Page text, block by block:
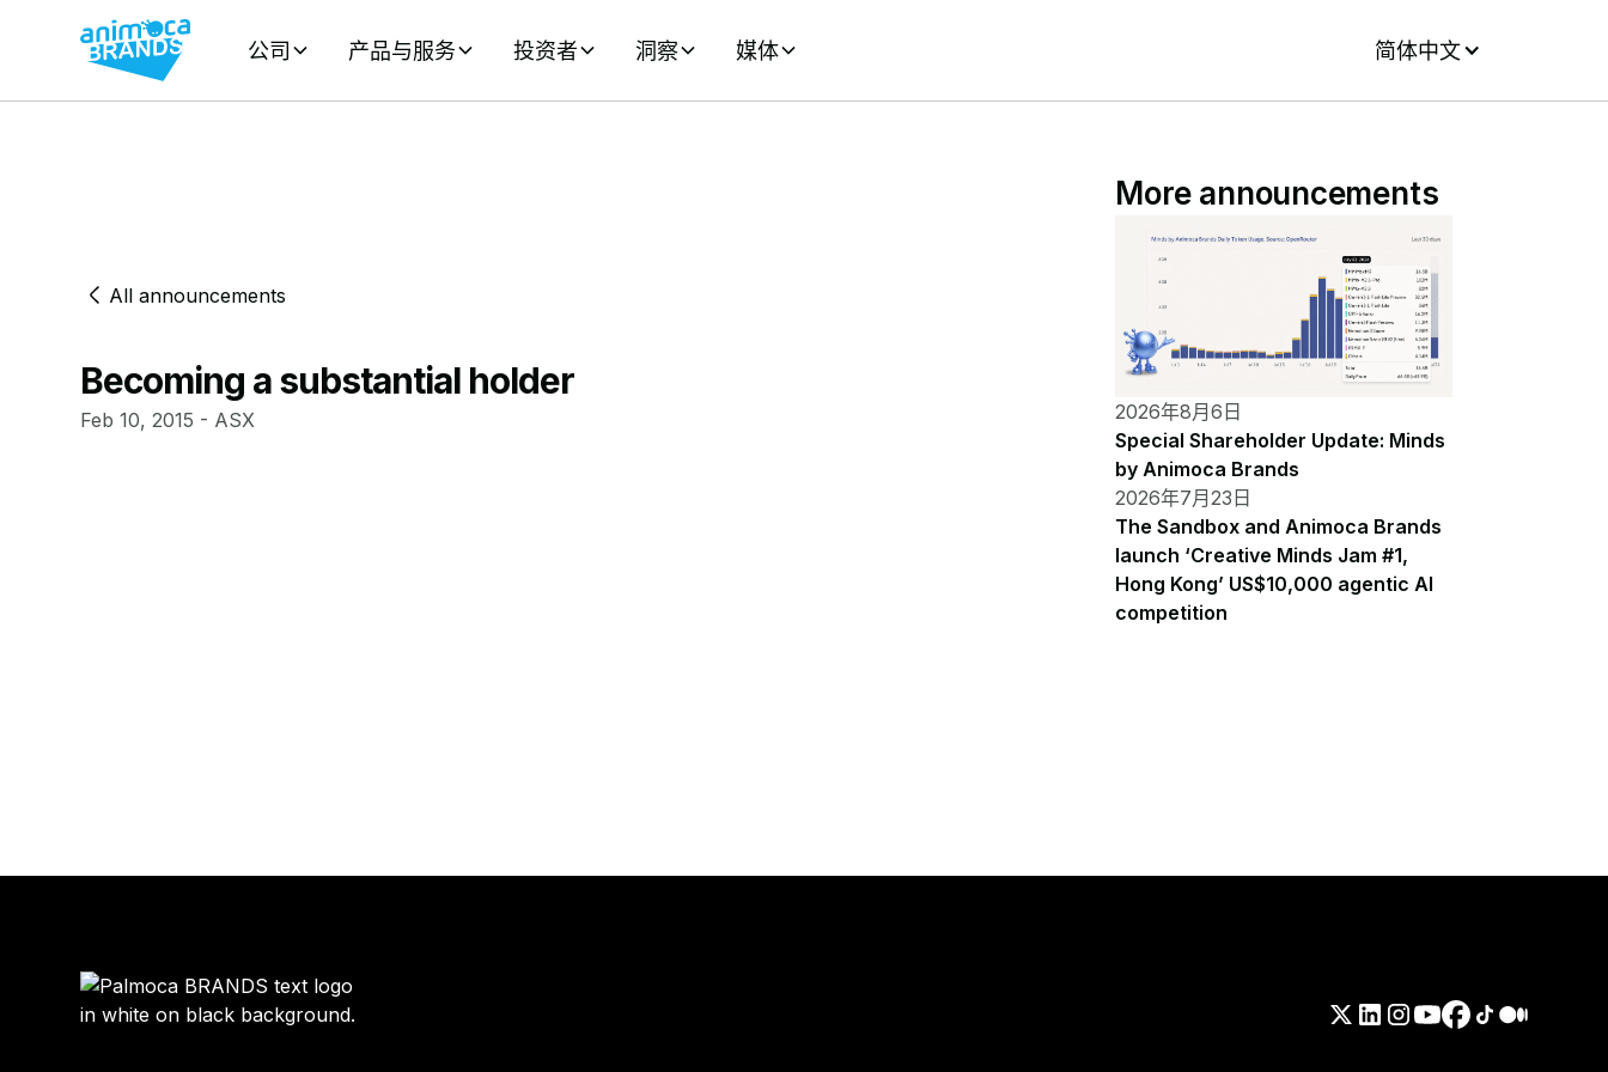
公司 产品与服务 投资者 洞察 媒体 简体中文
All announcements
Becoming a substantial holder
Feb 10, 2015 - ASX
More announcements
2026年8月6日
Special Shareholder Update: Minds
by Animoca Brands
2026年7月23日
The Sandbox and Animoca Brands
launch ‘Creative Minds Jam #1,
Hong Kong’ US$10,000 agentic AI
competition